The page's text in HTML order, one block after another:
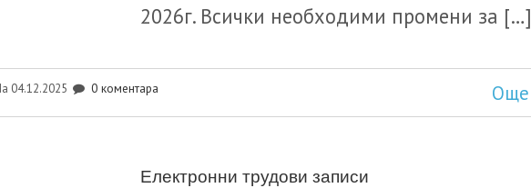
2026г. Всички необходими промени за […]
04.12.2025 0 коментара Още
Електронни трудови записи